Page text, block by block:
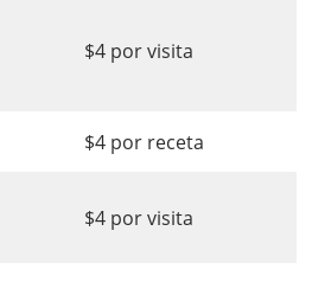
$4 por visita
$4 por receta
$4 por visita